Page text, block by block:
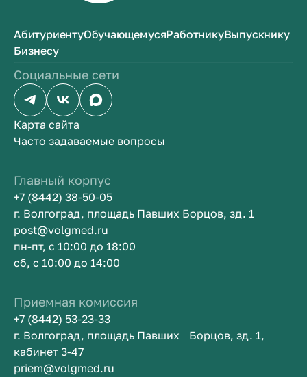
врачей лечебной физкультуры при
явилось создание мощного научно-
методического и научно-практического
центра по специальности «Лечебная
физкультура и спортивная медицина».
АбитуриентуОбучающемусяРаботникуВыпускнику
Бизнесу
Социальные сети
Карта сайта
Часто задаваемые вопросы
Главный корпус
+7 (8442) 38-50-05
г. Волгоград, площадь Павших Борцов, зд. 1
post@volgmed.ru
пн-пт, с 10:00 до 18:00
сб, с 10:00 до 14:00
Приемная комиссия
+7 (8442) 53-23-33
г. Волгоград, площадь Павших Борцов, зд. 1,
кабинет 3-47
priem@volgmed.ru